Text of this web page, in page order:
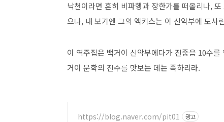
낙천이라면 흔히 비파행과 장한가를 떠올리나,
으나, 내 보기엔 그의 엑키스는 이 신악부에 도사
이 역주집은 백거이 신악부에다가 진중음 10수
거이 문학의 진수를 맛보는 데는 족하리라.
https://blog.naver.com/pit01 광고